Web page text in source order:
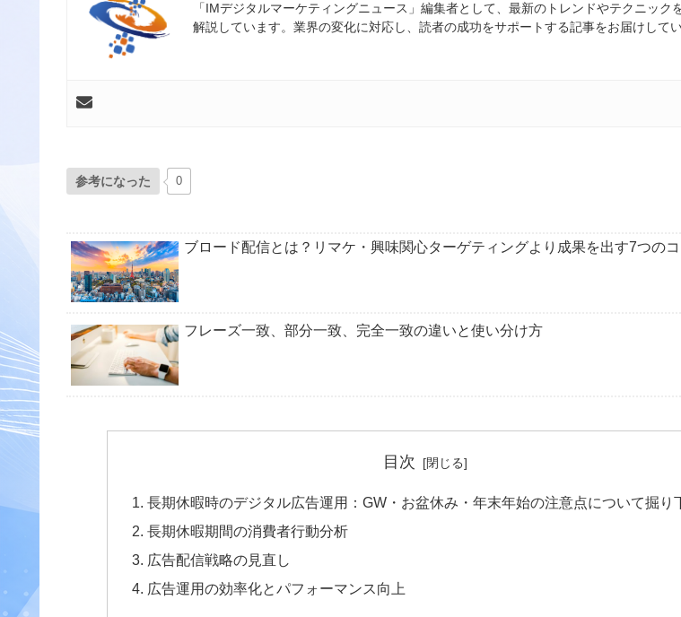
「IMデジタルマーケティングニュース」編集者として、最新のトレンドやテクニック
解説しています。業界の変化に対応し、読者の成功をサポートする記事をお届けしてい
参考になった 0
ブロード配信とは？リマケ・興味関心ターゲティングより成果を出す7つの
フレーズ一致、部分一致、完全一致の違いと使い分け方
目次
長期休暇時のデジタル広告運用：GW・お盆休み・年末年始の注意点について掘り
長期休暇期間の消費者行動分析
広告配信戦略の見直し
広告運用の効率化とパフォーマンス向上